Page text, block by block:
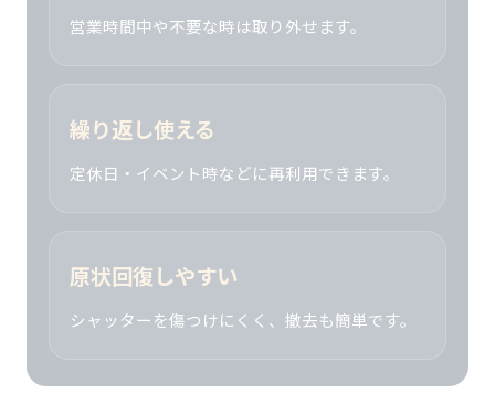
営業時間中や不要な時は取り外せます。
繰り返し使える
定休日・イベント時などに再利用できます。
原状回復しやすい
シャッターを傷つけにくく、撤去も簡単です。